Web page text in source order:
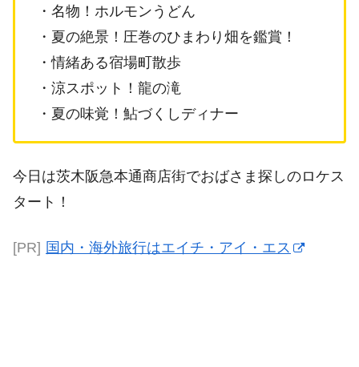
・名物！ホルモンうどん
・夏の絶景！圧巻のひまわり畑を鑑賞！
・情緒ある宿場町散歩
・涼スポット！龍の滝
・夏の味覚！鮎づくしディナー
今日は茨木阪急本通商店街でおばさま探しのロケス
タート！
[PR] 国内・海外旅行はエイチ・アイ・エス